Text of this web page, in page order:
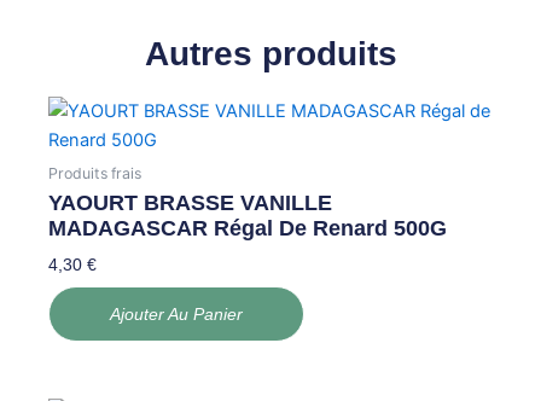
Autres produits
Produits frais
YAOURT BRASSE VANILLE
MADAGASCAR Régal De Renard 500G
4,30€
Ajouter Au Panier